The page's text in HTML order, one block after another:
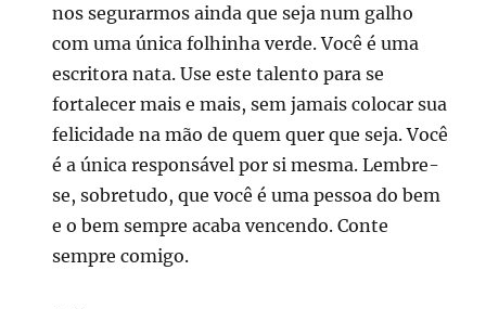
nos segurarmos ainda que seja num galho
com uma única folhinha verde. Você é uma
escritora nata. Use este talento para se
fortalecer mais e mais, sem jamais colocar sua
felicidade na mão de quem quer que seja. Você
é a única responsável por si mesma. Lembre-
se, sobretudo, que você é uma pessoa do bem
e o bem sempre acaba vencendo. Conte
sempre comigo.